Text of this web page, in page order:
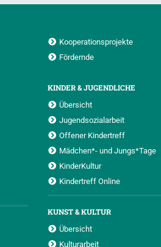
Kooperationsprojekte
Fördernde
KINDER & JUGENDLICHE
Übersicht
Jugendsozialarbeit
Offener Kindertreff
Mädchen*- und Jungs*Tage
KinderKultur
Kindertreff Online
KUNST & KULTUR
Übersicht
Kulturarbeit